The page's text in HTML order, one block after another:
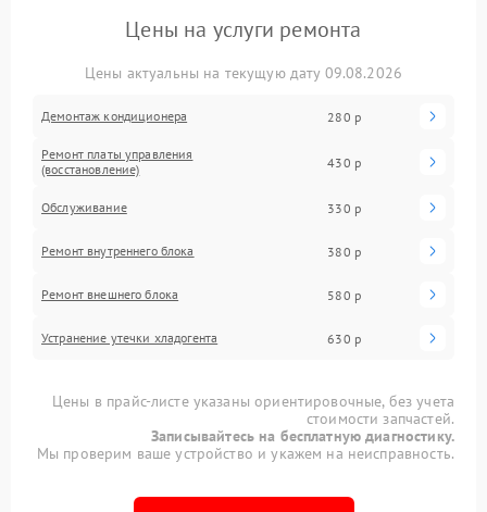
Цены на услуги ремонта
Цены актуальны на текущую дату 09.08.2026
Демонтаж кондиционера 280 р
Ремонт платы управления
(восстановление)
430 р
Обслуживание 330 р
Ремонт внутреннего блока 380 р
Ремонт внешнего блока 580 р
Устранение утечки хладогента 630 р
Цены в прайс-листе указаны ориентировочные, без учета
стоимости запчастей.
Записывайтесь на бесплатную диагностику.
Мы проверим ваше устройство и укажем на неисправность.